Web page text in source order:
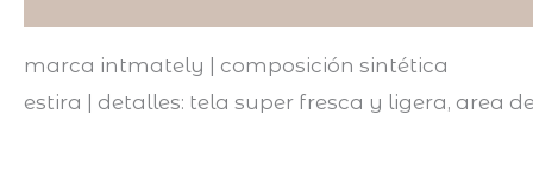
marca intmately | composición sintética
estira | detalles: tela super fresca y ligera, area